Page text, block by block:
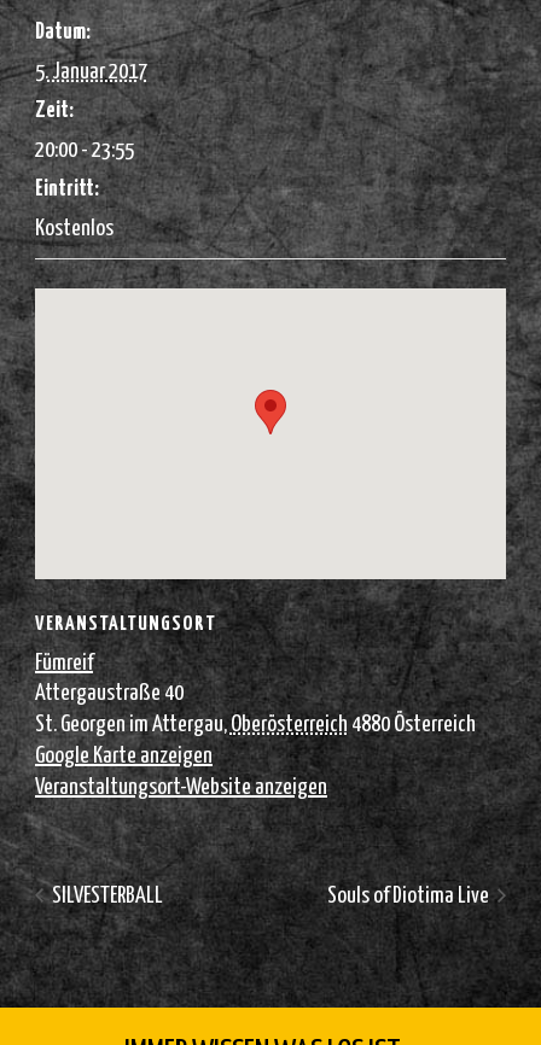
Datum:
5. Januar 2017
Zeit:
20:00 - 23:55
Eintritt:
Kostenlos
VERANSTALTUNGSORT
Fümreif
Attergaustraße 40
St. Georgen im Attergau, Oberösterreich 4880 Österreich
Google Karte anzeigen
Veranstaltungsort-Website anzeigen
SILVESTERBALL Souls of Diotima Live